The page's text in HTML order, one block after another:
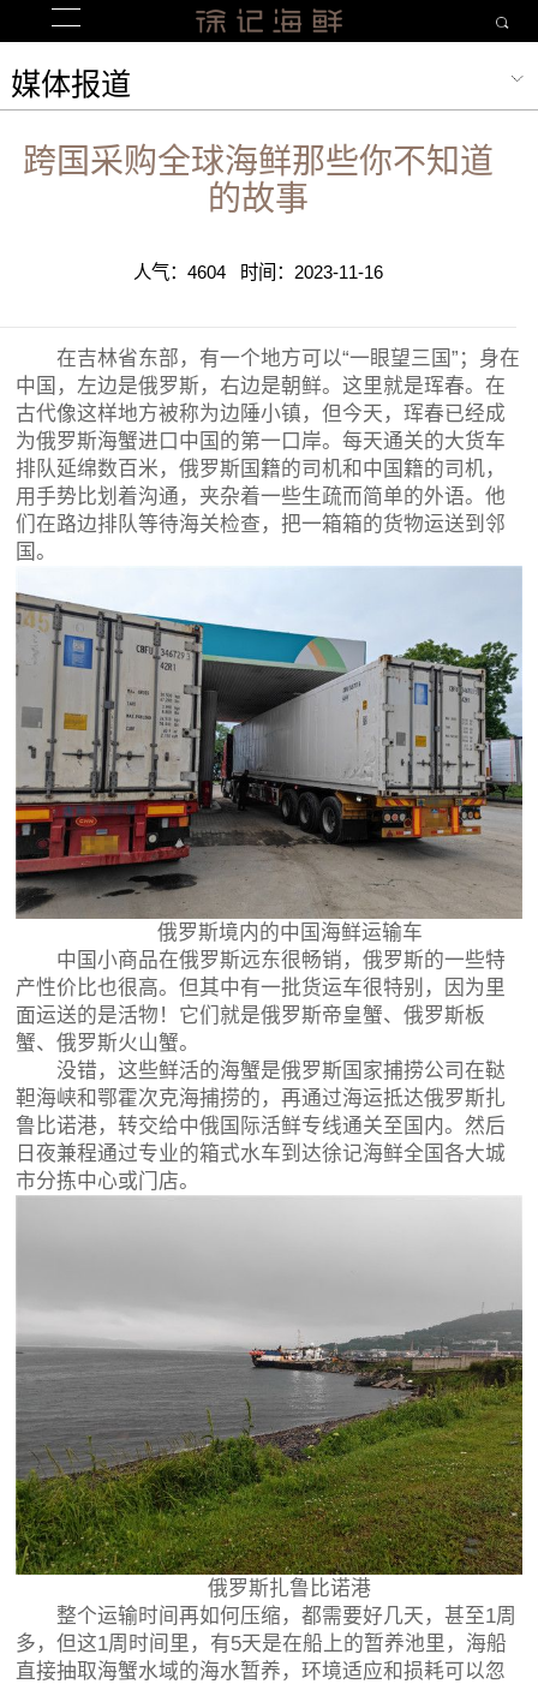
媒体报道
跨国采购全球海鲜那些你不知道
的故事
人气：4604 时间：2023-11-16
在吉林省东部，有一个地方可以“一眼望三国”；身在
中国，左边是俄罗斯，右边是朝鲜。这里就是珲春。在
古代像这样地方被称为边陲小镇，但今天，珲春已经成
为俄罗斯海蟹进口中国的第一口岸。每天通关的大货车
排队延绵数百米，俄罗斯国籍的司机和中国籍的司机，
用手势比划着沟通，夹杂着一些生疏而简单的外语。他
们在路边排队等待海关检查，把一箱箱的货物运送到邻
国。
俄罗斯境内的中国海鲜运输车
中国小商品在俄罗斯远东很畅销，俄罗斯的一些特
产性价比也很高。但其中有一批货运车很特别，因为里
面运送的是活物！它们就是俄罗斯帝皇蟹、俄罗斯板
蟹、俄罗斯火山蟹。
没错，这些鲜活的海蟹是俄罗斯国家捕捞公司在鞑
靼海峡和鄂霍次克海捕捞的，再通过海运抵达俄罗斯扎
鲁比诺港，转交给中俄国际活鲜专线通关至国内。然后
日夜兼程通过专业的箱式水车到达徐记海鲜全国各大城
市分拣中心或门店。
俄罗斯扎鲁比诺港
整个运输时间再如何压缩，都需要好几天，甚至1周
多，但这1周时间里，有5天是在船上的暂养池里，海船
直接抽取海蟹水域的海水暂养，环境适应和损耗可以忽